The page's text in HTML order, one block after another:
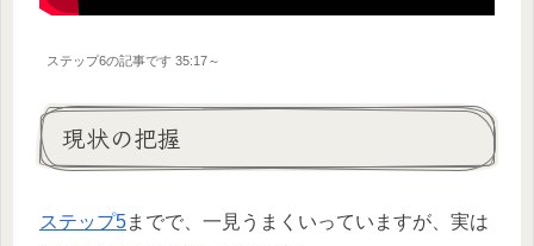
ステップ6の記事です 35:17～
現状の把握
ステップ5までで、一見うまくいっていますが、実は